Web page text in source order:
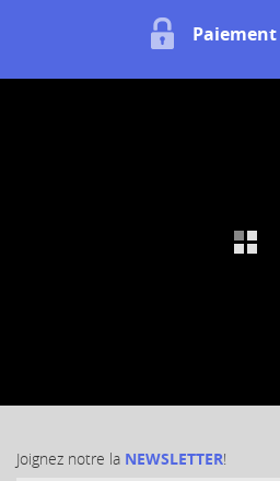
Paiement
Joignez notre la NEWSLETTER!